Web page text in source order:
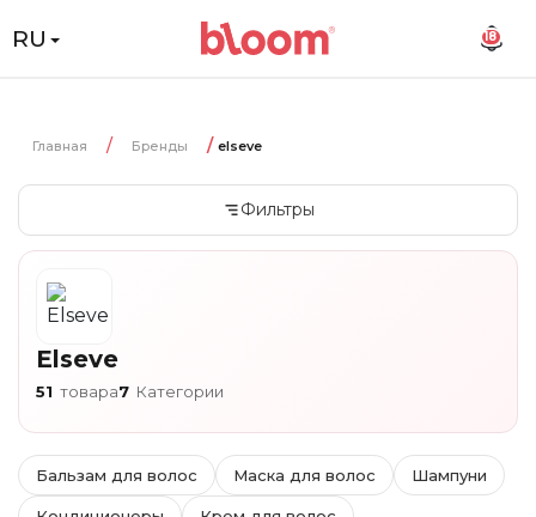
RU 18
Главная Бренды elseve
Фильтры
Elseve
51 товара7 Категории
Бальзам для волос Маска для волос Шампуни